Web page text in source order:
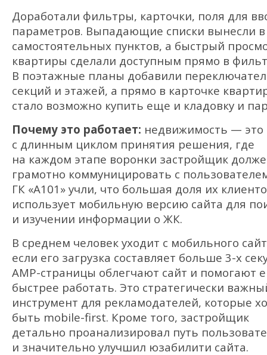
Доработали фильтры, карточки, поля для
параметров. Выпадающие списки вынесли
самостоятельных пунктов, а быстрый
квартиры сделали доступным прямо в
В поэтажные планы добавили
секций и этажей, а прямо в карточке
стало возможно купить еще и кладовку и
Почему это работает: недвижимость — это
с длинным циклом принятия решения, где
на каждом этапе воронки застройщик
грамотно коммуницировать с
ГК «А101» учли, что большая доля их
использует мобильную версию сайта для
и изучении информации о ЖК.
В среднем человек уходит с мобильного
если его загрузка составляет больше 3-х
AMP-страницы облегчают сайт и помогают
быстрее работать. Это стратегически
инструмент для рекламодателей, которые
быть mobile-first. Кроме того, застройщик
детально проанализировал путь
и значительно улучшил юзабилити сайта.